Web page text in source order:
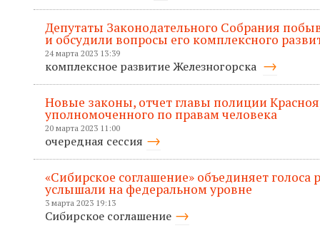
Депутаты Законодательного Собрания
и обсудили вопросы его комплексного
24 марта 2023 13:39
комплексное развитие Железногорска
Новые законы, отчет главы полиции
уполномоченного по правам человека
20 марта 2023 11:00
очередная сессия
«Сибирское соглашение» объединяет голоса
услышали на федеральном уровне
3 марта 2023 19:13
Сибирское соглашение